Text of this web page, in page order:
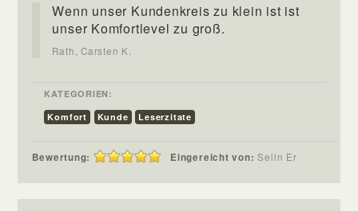
Wenn unser Kundenkreis zu klein ist ist
unser Komfortlevel zu groß.
Rath, Carsten K.
KATEGORIEN:
Komfort
Kunde Leserzitate
Bewertung: Eingereicht von:Selin Er